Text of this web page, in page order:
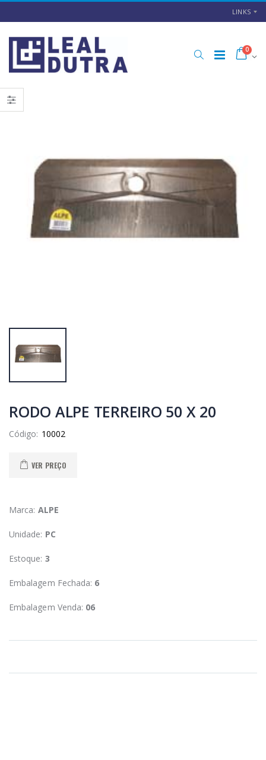
LINKS
0
RODO ALPE TERREIRO 50 X 20
Código:
VER PREÇO
Marca: ALPE
Unidade: PC
Estoque: 3
Embalagem Fechada: 6
Embalagem Venda: 06